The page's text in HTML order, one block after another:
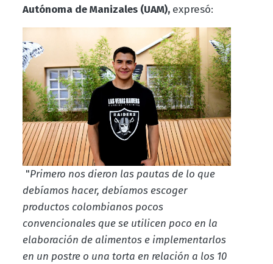
Autónoma de Manizales (UAM), expresó:
"Primero nos dieron las pautas de lo que
debíamos hacer, debíamos escoger
productos colombianos pocos
convencionales que se utilicen poco en la
elaboración de alimentos e implementarlos
en un postre o una torta en relación a los 10